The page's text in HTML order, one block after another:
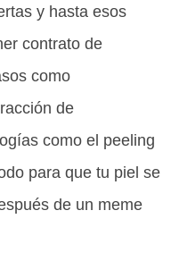
y hasta esos
contrato de
como
de
como el peeling
para que tu piel se
de un meme